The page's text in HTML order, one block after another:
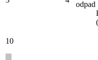
odpad
10